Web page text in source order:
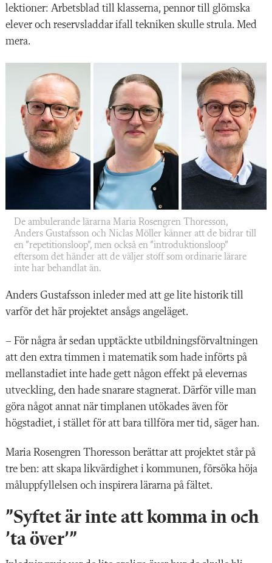
lektioner: Arbetsblad till klasserna, pennor till glömska
elever och reservsladdar ifall tekniken skulle strula. Med
mera.
De ambulerande lärarna Maria Rosengren Thoresson,
Anders Gustafsson och Niclas Möller känner att de bidrar till
en ”repetitionsloop”, men också en ”introduktionsloop”
eftersom det händer att de väljer stoff som ordinarie lärare
inte har behandlat än.
Anders Gustafsson inleder med att ge lite historik till
varför det här projektet ansågs angeläget.
– För några år sedan upptäckte utbildningsförvaltningen
att den extra timmen i matematik som hade införts på
mellanstadiet inte hade gett någon effekt på elevernas
utveckling, den hade snarare stagnerat. Därför ville man
göra något annat när timplanen utökades även för
högstadiet, i stället för att bara tillföra mer tid, säger han.
Maria Rosengren Thoresson berättar att projektet står på
tre ben: att skapa likvärdighet i kommunen, försöka höja
måluppfyllelsen och inspirera lärarna på fältet.
”Syftet är inte att komma in och
’ta över’”